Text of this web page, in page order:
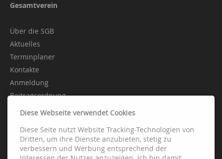
Gesamtverein
Über die SGB
Aktuelles
Terminplaner
Kontakte
Anmeldung
Beitragsordnung
Abteilungen
Diese Webseite verwendet Cookies
Diese Seite nutzt Website Tracking-Technologien von
Dritten, um ihre Dienste anzubieten, stetig zu
verbessern und Werbung entsprechend der